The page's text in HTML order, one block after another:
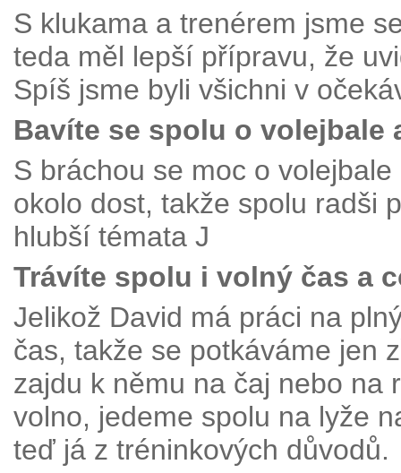
S klukama a trenérem jsme
teda měl lepší přípravu, že
Spíš jsme byli všichni v
Bavíte se spolu o volejbale
S bráchou se moc o
okolo dost, takže spolu radši
hlubší témata J
Trávíte spolu i volný čas a
Jelikož David má práci na
čas, takže se potkáváme jen
zajdu k němu na čaj nebo na
volno, jedeme spolu na lyže
teď já z tréninkových důvodů.